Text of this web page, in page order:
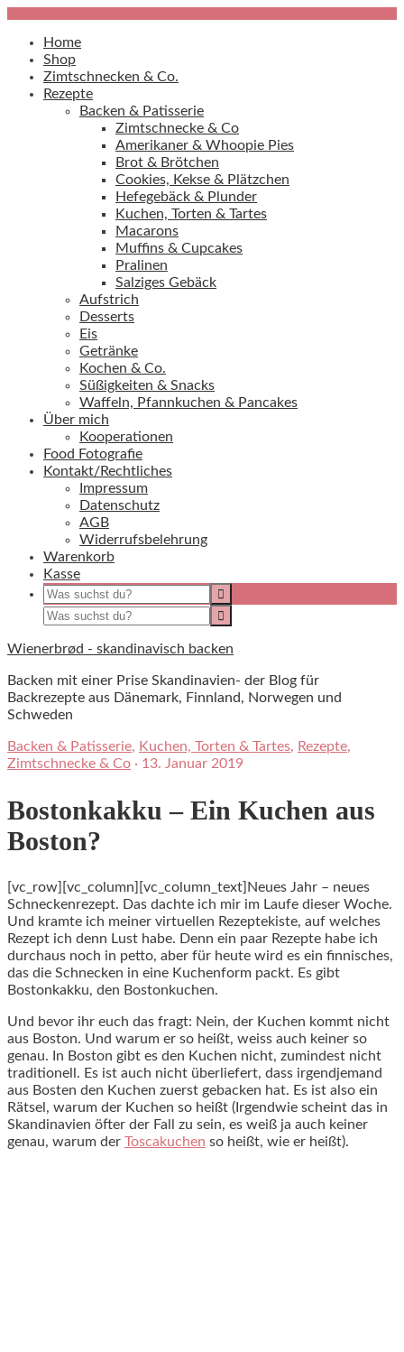
Home
Shop
Zimtschnecken & Co.
Rezepte
Backen & Patisserie
Zimtschnecke & Co
Amerikaner & Whoopie Pies
Brot & Brötchen
Cookies, Kekse & Plätzchen
Hefegebäck & Plunder
Kuchen, Torten & Tartes
Macarons
Muffins & Cupcakes
Pralinen
Salziges Gebäck
Aufstrich
Desserts
Eis
Getränke
Kochen & Co.
Süßigkeiten & Snacks
Waffeln, Pfannkuchen & Pancakes
Über mich
Kooperationen
Food Fotografie
Kontakt/Rechtliches
Impressum
Datenschutz
AGB
Widerrufsbelehrung
Warenkorb
Kasse
Wienerbrød - skandinavisch backen
Backen mit einer Prise Skandinavien- der Blog für
Backrezepte aus Dänemark, Finnland, Norwegen und
Schweden
Backen & Patisserie, Kuchen, Torten & Tartes, Rezepte,
Zimtschnecke & Co · 13. Januar 2019
Bostonkakku – Ein Kuchen aus
Boston?
[vc_row][vc_column][vc_column_text]Neues Jahr – neues
Schneckenrezept. Das dachte ich mir im Laufe dieser Woche.
Und kramte ich meiner virtuellen Rezeptekiste, auf welches
Rezept ich denn Lust habe. Denn ein paar Rezepte habe ich
durchaus noch in petto, aber für heute wird es ein finnisches,
das die Schnecken in eine Kuchenform packt. Es gibt
Bostonkakku, den Bostonkuchen.
Und bevor ihr euch das fragt: Nein, der Kuchen kommt nicht
aus Boston. Und warum er so heißt, weiss auch keiner so
genau. In Boston gibt es den Kuchen nicht, zumindest nicht
traditionell. Es ist auch nicht überliefert, dass irgendjemand
aus Bosten den Kuchen zuerst gebacken hat. Es ist also ein
Rätsel, warum der Kuchen so heißt (Irgendwie scheint das in
Skandinavien öfter der Fall zu sein, es weiß ja auch keiner
genau, warum der Toscakuchen so heißt, wie er heißt).